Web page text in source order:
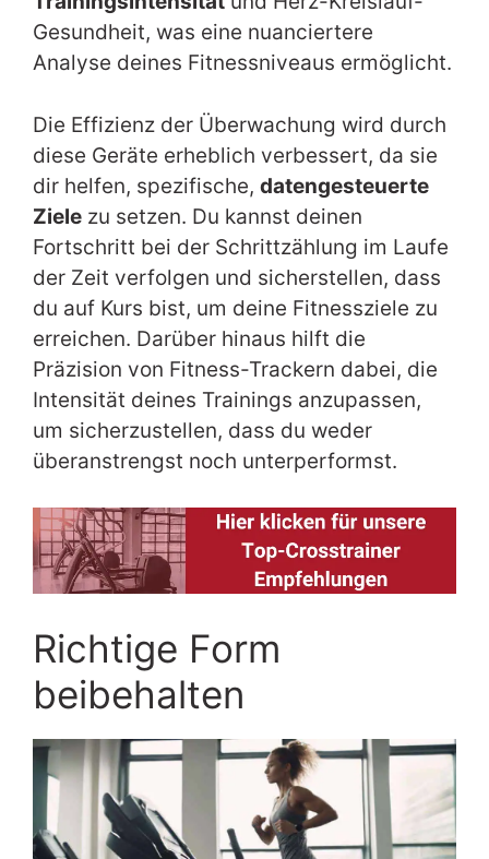
Gesundheit, was eine nuanciertere
Analyse deines Fitnessniveaus ermöglicht.
Die Effizienz der Überwachung wird durch
diese Geräte erheblich verbessert, da sie
dir helfen, spezifische, datengesteuerte
Ziele zu setzen. Du kannst deinen
Fortschritt bei der Schrittzählung im Laufe
der Zeit verfolgen und sicherstellen, dass
du auf Kurs bist, um deine Fitnessziele zu
erreichen. Darüber hinaus hilft die
Präzision von Fitness-Trackern dabei, die
Intensität deines Trainings anzupassen,
um sicherzustellen, dass du weder
überanstrengst noch unterperformst.
Richtige Form
beibehalten